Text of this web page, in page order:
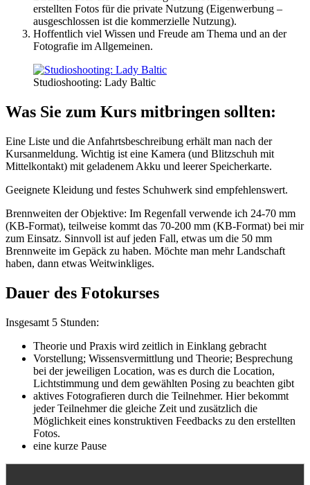
erstellten Fotos für die private Nutzung (Eigenwerbung –
ausgeschlossen ist die kommerzielle Nutzung).
Hoffentlich viel Wissen und Freude am Thema und an der
Fotografie im Allgemeinen.
Studioshooting: Lady Baltic
Was Sie zum Kurs mitbringen sollten:
Eine Liste und die Anfahrtsbeschreibung erhält man nach der
Kursanmeldung. Wichtig ist eine Kamera (und Blitzschuh mit
Mittelkontakt) mit geladenem Akku und leerer Speicherkarte.
Geeignete Kleidung und festes Schuhwerk sind empfehlenswert.
Brennweiten der Objektive: Im Regenfall verwende ich 24-70 mm
(KB-Format), teilweise kommt das 70-200 mm (KB-Format) bei mir
zum Einsatz. Sinnvoll ist auf jeden Fall, etwas um die 50 mm
Brennweite im Gepäck zu haben. Möchte man mehr Landschaft
haben, dann etwas Weitwinkliges.
Dauer des Fotokurses
Insgesamt 5 Stunden:
Theorie und Praxis wird zeitlich in Einklang gebracht
Vorstellung; Wissensvermittlung und Theorie; Besprechung
bei der jeweiligen Location, was es durch die Location,
Lichtstimmung und dem gewählten Posing zu beachten gibt
aktives Fotografieren durch die Teilnehmer. Hier bekommt
jeder Teilnehmer die gleiche Zeit und zusätzlich die
Möglichkeit eines konstruktiven Feedbacks zu den erstellten
Fotos.
eine kurze Pause